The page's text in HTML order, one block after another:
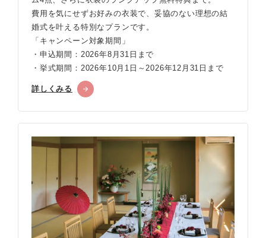
費用を気にせずお好みの衣装で、妥協のない理想の結
婚式を叶える特別なプランです。
「キャンペーン対象期間」
・申込期間：2026年8月31日まで
・挙式期間：2026年10月1日～2026年12月31日まで
詳しくみる